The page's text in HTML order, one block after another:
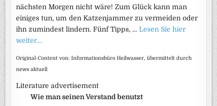
nächsten Morgen nicht wäre! Zum Glück kann man
einiges tun, um den Katzenjammer zu vermeiden oder
ihn zumindest lindern. Fünf Tipps, …Lesen Sie hier
weiter…
Original-Content von: Informationsbüro Heilwasser, übermittelt durch
news aktuell
Literature advertisement
Wie man seinen Verstand benutzt